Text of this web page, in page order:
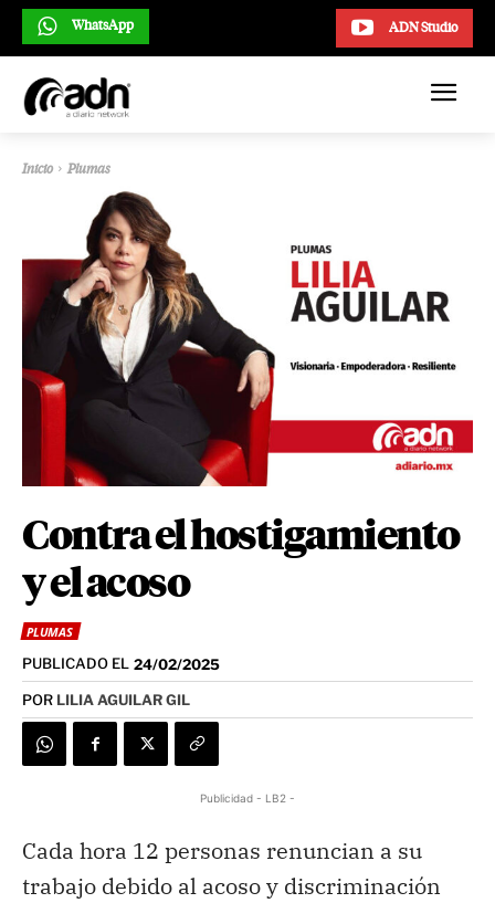
ADN Studio
WhatsApp
Inicio Plumas
Contra el hostigamiento
y el acoso
PLUMAS
PUBLICADO EL 24/02/2025
POR LILIA AGUILAR GIL
Publicidad - LB2 -
Cada hora 12 personas renuncian a su
trabajo debido al acoso y discriminación